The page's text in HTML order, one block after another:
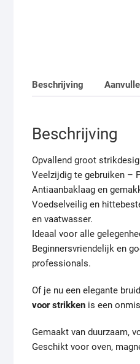
Beschrijving
Beschrijving
Opvallend groot
Veelzijdig te gebruiken –
Antiaanbaklaag en
Voedselveilig en
en vaatwasser.
Ideaal voor alle
Beginnersvriendelijk en
professionals.
Of je nu een elegante
voor strikken is een
Gemaakt van duurzaam,
Geschikt voor oven,